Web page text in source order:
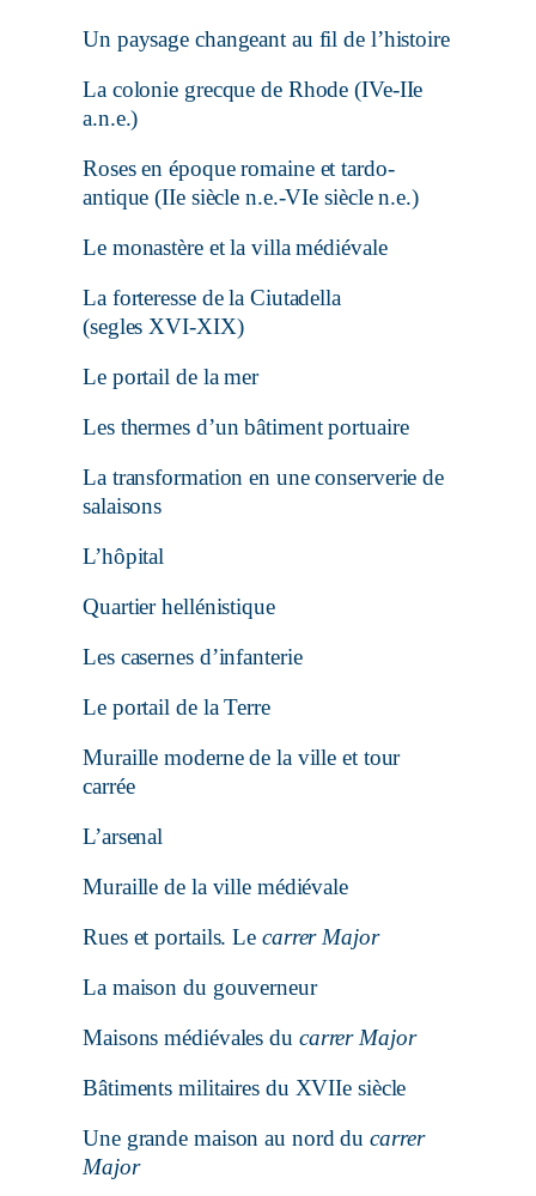
Un paysage changeant au fil de l’histoire
La colonie grecque de Rhode (IVe-IIe
a.n.e.)
Roses en époque romaine et tardo-
antique (IIe siècle n.e.-VIe siècle n.e.)
Le monastère et la villa médiévale
La forteresse de la Ciutadella
(segles XVI-XIX)
Le portail de la mer
Les thermes d’un bâtiment portuaire
La transformation en une conserverie de
salaisons
L’hôpital
Quartier hellénistique
Les casernes d’infanterie
Le portail de la Terre
Muraille moderne de la ville et tour
carrée
L’arsenal
Muraille de la ville médiévale
Rues et portails. Le carrer Major
La maison du gouverneur
Maisons médiévales du carrer Major
Bâtiments militaires du XVIIe siècle
Une grande maison au nord ducarrer
Major